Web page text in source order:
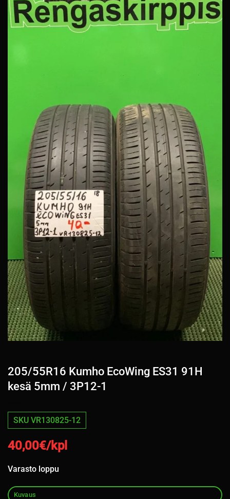
205/55R16 Kumho EcoWing ES31 91H
kesä 5mm / 3P12-1
SKU VR130825-12
40,00€/kpl
Varasto loppu
Kuvaus